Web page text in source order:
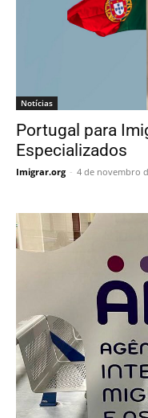
Notícias
Portugal para
Especializados
Imigrar.org - 4 de novembro